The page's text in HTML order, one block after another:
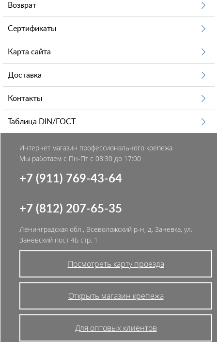
Возврат
Сертификаты
Карта сайта
Доставка
Контакты
Таблица DIN/ГОСТ
Интернет магазин профессионального крепежа
Мы работаем с Пн-Пт с 08:30 до 17:00
+7 (911) 769-43-64
+7 (812) 207-65-35
Ленинградская обл., Всеволожский р-н, д. Заневка, ул.
Заневский пост 4Б стр. 1
Посмотреть карту проезда
Открыть магазин крепежа
Для оптовых клиентов